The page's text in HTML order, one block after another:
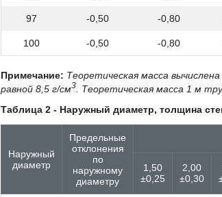
97 -0,50 -0,80
100 -0,50 -0,80
Примечание: Теоретическая масса
равной 8,5 г/см3
. Теоретическая масса 1 м
Таблица 2 - Наружный диаметр, толщина
Наружный
диаметр
Предельные
отклонения
по
наружному
диаметру
1,50
±0,25
2,00
±0,30